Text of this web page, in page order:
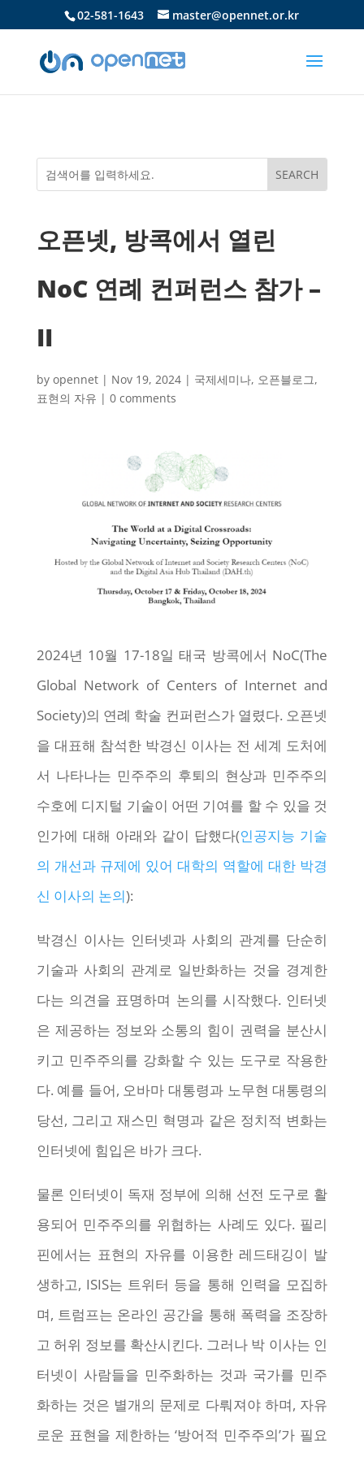
02-581-1643 master@opennet.or.kr
오픈넷, 방콕에서 열린
NoC 연례 컨퍼런스 참가 –
II
by opennet| Nov 19, 2024| 국제세미나, 오픈블로그,
표현의 자유 | 0 comments
2024년 10월 17-18일 태국 방콕에서 NoC(The
Global Network of Centers of Internet and
Society)의 연례 학술 컨퍼런스가 열렸다. 오픈넷
을 대표해 참석한 박경신 이사는 전 세계 도처에
서 나타나는 민주주의 후퇴의 현상과 민주주의
수호에 디지털 기술이 어떤 기여를 할 수 있을 것
인가에 대해 아래와 같이 답했다(인공지능 기술
의 개선과 규제에 있어 대학의 역할에 대한 박경
신 이사의 논의):
박경신 이사는 인터넷과 사회의 관계를 단순히
기술과 사회의 관계로 일반화하는 것을 경계한
다는 의견을 표명하며 논의를 시작했다. 인터넷
은 제공하는 정보와 소통의 힘이 권력을 분산시
키고 민주주의를 강화할 수 있는 도구로 작용한
다. 예를 들어, 오바마 대통령과 노무현 대통령의
당선, 그리고 재스민 혁명과 같은 정치적 변화는
인터넷에 힘입은 바가 크다.
물론 인터넷이 독재 정부에 의해 선전 도구로 활
용되어 민주주의를 위협하는 사례도 있다. 필리
핀에서는 표현의 자유를 이용한 레드태깅이 발
생하고, ISIS는 트위터 등을 통해 인력을 모집하
며, 트럼프는 온라인 공간을 통해 폭력을 조장하
고 허위 정보를 확산시킨다. 그러나 박 이사는 인
터넷이 사람들을 민주화하는 것과 국가를 민주
화하는 것은 별개의 문제로 다뤄져야 하며, 자유
로운 표현을 제한하는 ‘방어적 민주주의’가 필요